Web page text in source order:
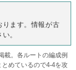
ります。情報が古
。
載。各ルートの編成例
めているので4-4を攻